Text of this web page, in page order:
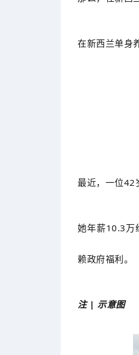
在新西兰单身
最近，一位42
她年薪10.3万
赖政府福利。
注 | 示意图